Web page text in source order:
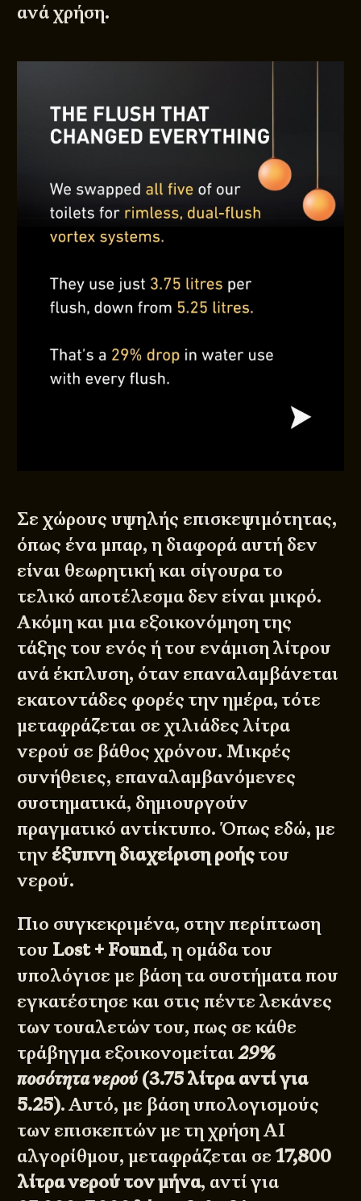
ανά χρήση.
Σε χώρους υψηλής επισκεψιμότητας,
όπως ένα μπαρ, η διαφορά αυτή δεν
είναι θεωρητική και σίγουρα το
τελικό αποτέλεσμα δεν είναι μικρό.
Ακόμη και μια εξοικονόμηση της
τάξης του ενός ή του ενάμιση λίτρου
ανά έκπλυση, όταν επαναλαμβάνεται
εκατοντάδες φορές την ημέρα, τότε
μεταφράζεται σε χιλιάδες λίτρα
νερού σε βάθος χρόνου. Μικρές
συνήθειες, επαναλαμβανόμενες
συστηματικά, δημιουργούν
πραγματικό αντίκτυπο. Όπως εδώ, με
την έξυπνη διαχείριση ροήςτου
νερού.
Πιο συγκεκριμένα, στην περίπτωση
του Lost + Found, η ομάδα του
υπολόγισε με βάση τα συστήματα που
εγκατέστησε και στις πέντε λεκάνες
των τουαλετών του, πως σε κάθε
τράβηγμα εξοικονομείται29%
ποσότητα νερού (3.75 λίτρα αντί για
5.25). Αυτό, με βάση υπολογισμούς
των επισκεπτών με τη χρήση AI
αλγορίθμου, μεταφράζεται σε17,800
λίτρα νερού τον μήνα, αντί για